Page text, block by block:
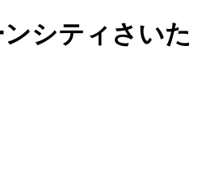
シティさいた